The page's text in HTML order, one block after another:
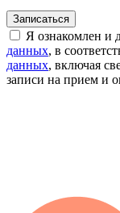
Записаться
Я ознакомлен и
данных, в
данных, включая
записи на прием и